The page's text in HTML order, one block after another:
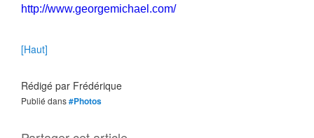
http://www.georgemichael.com/
[Haut]
Rédigé par Frédérique
Publié dans#Photos